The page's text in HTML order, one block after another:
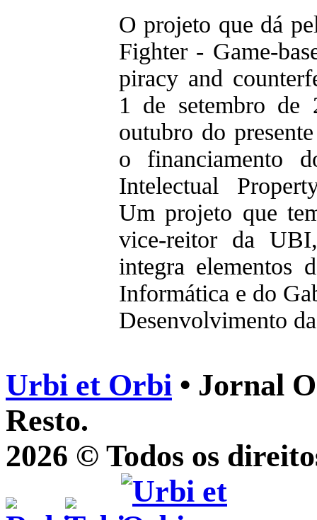
O projeto que dá
Fighter - Game-
piracy and
1 de setembro de
outubro do
o financiamento
Intelectual
Um projeto que
vice-reitor da
integra elementos
Informática e do
Desenvolvimento
Urbi et Orbi • Jornal
Resto.
2026 © Todos os